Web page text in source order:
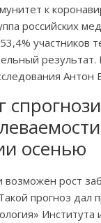
к
российских
участников
результат.
Антон
осенью
рост
прогноз дал
Института